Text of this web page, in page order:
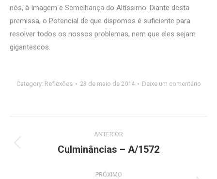
nós, à Imagem e Semelhança do Altíssimo. Diante desta
premissa, o Potencial de que dispomos é suficiente para
resolver todos os nossos problemas, nem que eles sejam
gigantescos.
Category: Reflexões 23 de maio de 2014 Deixe um comentário
de
ANTERIOR
Post
Culminâncias – A/1572
PRÓXIMO